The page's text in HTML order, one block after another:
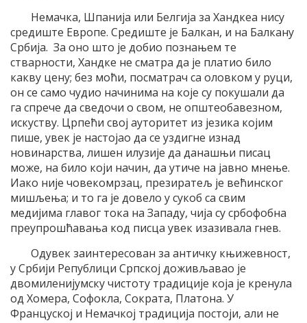
Немачка, Шпанија или Белгија за Хандкеа нису
средиште Европе. Средиште је Балкан, и на Балкану
Србија. За оно што је добио познањем те
стварности, Хандке не сматра да је платио било
какву цену; без моћи, посматрач са оловком у руци,
он се само чудио начинима на које су покушали да
га спрече да сведочи о свом, не општеобавезном,
искуству. Црпећи свој ауторитет из језика којим
пише, увек је настојао да се уздигне изнад
новинарства, лишен илузије да данашњи писац
може, на било који начин, да утиче на јавно мнење.
Иако није човекомрзац, презиратељ је већинског
мишљења; и то га је довело у сукоб са свим
медијима главог тока на Западу, чија су србофобна
преупрошћавања код писца увек изазивала гнев.
Одувек заинтересован за античку књижевност,
у Србији Републици Српској доживљавао је
двомиленијумску чистоту традиције која је кренула
од Хомера, Софокла, Сократа, Платона. У
Француској и Немачкој традиција постоји, али не